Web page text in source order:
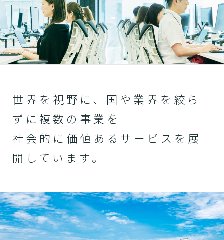
世界を視野に、国や業界を絞ら
ずに複数の事業を
社会的に価値あるサービスを展
開しています。